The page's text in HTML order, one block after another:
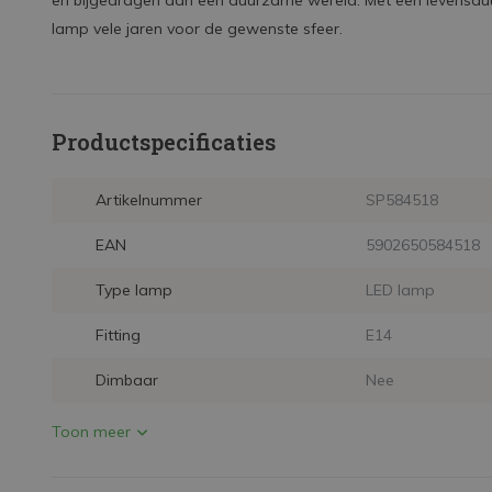
lamp vele jaren voor de gewenste sfeer.
Productspecificaties
Artikelnummer SP584518
EAN 5902650584518
Type lamp LED lamp
Fitting E14
Dimbaar Nee
Toon meer